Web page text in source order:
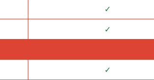
✓
✓
✓